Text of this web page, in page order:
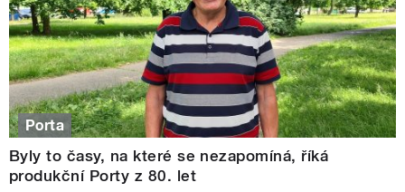
Porta
Byly to časy, na které se nezapomíná, říká
produkční Porty z 80. let